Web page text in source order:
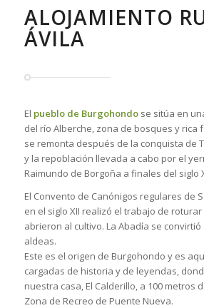
ALOJAMIENTO
ÁVILA
El pueblo de Burgohondose sitúa en
del río Alberche, zona de bosques y rica
se remonta después de la conquista de
y la repoblación llevada a cabo por el
Raimundo de Borgoña a finales del siglo
El Convento de Canónigos regulares de
en el siglo XII realizó el trabajo de
abrieron al cultivo. La Abadía se
aldeas.
Este es el origen de Burgohondo y es
cargadas de historia y de leyendas,
nuestra casa, El Calderillo, a 100 metros
Zona de Recreo de Puente Nueva.